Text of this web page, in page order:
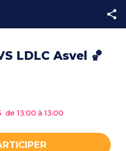
LDLC Asvel 🏀
de 13:00 à 13:00